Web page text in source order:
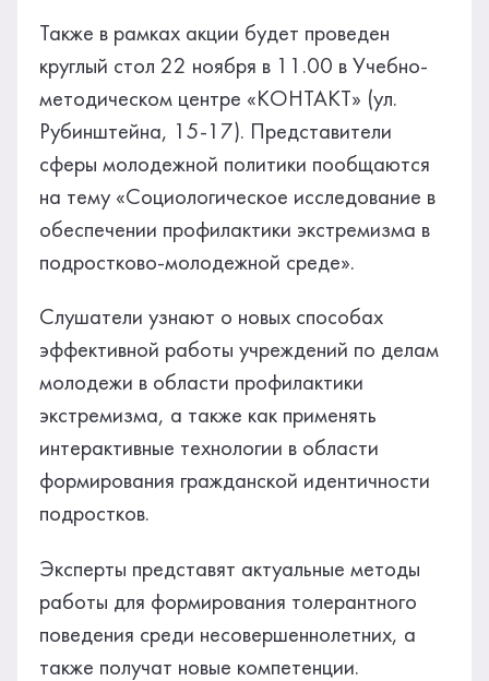
Также в рамках акции будет проведен
круглый стол 22 ноября в 11.00 в Учебно-
методическом центре «КОНТАКТ» (ул.
Рубинштейна, 15-17). Представители
сферы молодежной политики пообщаются
на тему «Социологическое исследование в
обеспечении профилактики экстремизма в
подростково-молодежной среде».
Слушатели узнают о новых способах
эффективной работы учреждений по делам
молодежи в области профилактики
экстремизма, а также как применять
интерактивные технологии в области
формирования гражданской идентичности
подростков.
Эксперты представят актуальные методы
работы для формирования толерантного
поведения среди несовершеннолетних, а
также получат новые компетенции.